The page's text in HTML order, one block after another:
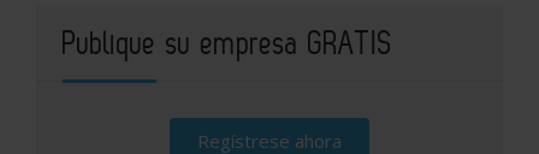
Publique su empresa GRATIS
Regístrese ahora